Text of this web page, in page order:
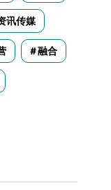
讯传媒
融合